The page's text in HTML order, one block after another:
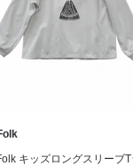
キッズロングスリーブT